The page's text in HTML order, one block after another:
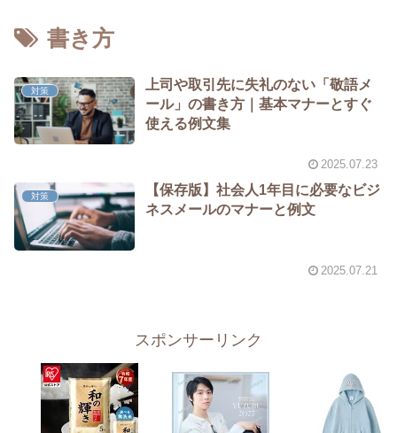
書き方
対策
上司や取引先に失礼のない「敬語メ
ール」の書き方｜基本マナーとすぐ
使える例文集
2025.07.23
対策
【保存版】社会人1年目に必要なビジ
ネスメールのマナーと例文
2025.07.21
スポンサーリンク